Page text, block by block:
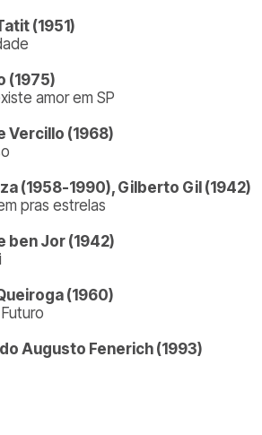
(1951)
(1975)
amor em SP
Vercillo (1968)
(1958-1990), Gilberto Gil (1942)
pras estrelas
ben Jor (1942)
(1960)
Augusto Fenerich (1993)